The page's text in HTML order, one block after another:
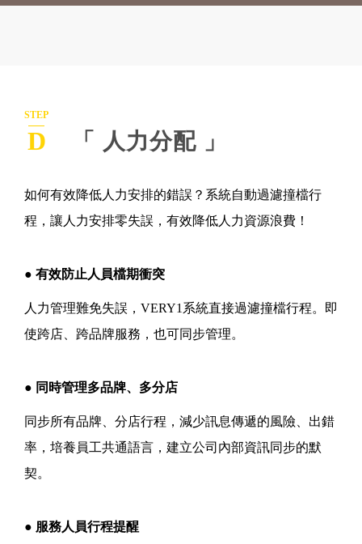
STEP
D 「 人力分配 」
如何有效降低人力安排的錯誤？系統自動過濾撞檔行
程，讓人力安排零失誤，有效降低人力資源浪費！
● 有效防止人員檔期衝突
人力管理難免失誤，VERY1系統直接過濾撞檔行程。即
使跨店、跨品牌服務，也可同步管理。
● 同時管理多品牌、多分店
同步所有品牌、分店行程，減少訊息傳遞的風險、出錯
率，培養員工共通語言，建立公司內部資訊同步的默
契。
● 服務人員行程提醒